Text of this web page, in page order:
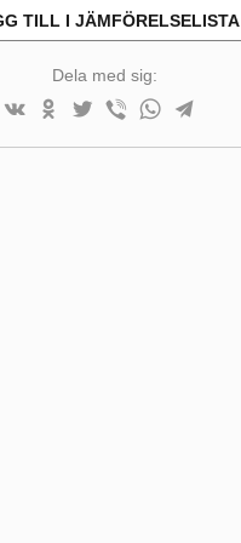
TILL I JÄMFÖRELSELISTA
Dela med sig: